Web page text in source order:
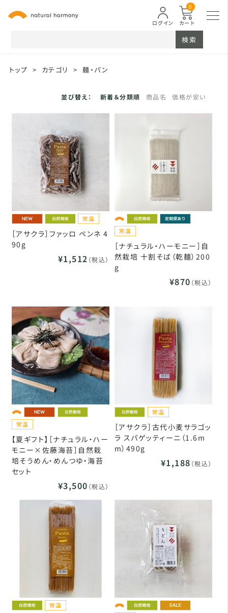
カート
0
ログイン
検索
トップ > カテゴリ > 麺・パン
並び替え： 新着＆分類順 商品名 価格が安い
［アサクラ］ファッロ ペンネ 4
90g
¥1,512 （税込）
［ナチュラル・ハーモニー］自
然栽培 十割そば（乾麺）200
g
¥870 （税込）
【夏ギフト】［ナチュラル・ハー
モニー×佐藤海苔］自然栽
培そうめん・めんつゆ・海苔
セット
¥3,500 （税込）
［アサクラ］古代小麦サラゴッ
ラ スパゲッティーニ（1.6m
m）490g
¥1,188 （税込）